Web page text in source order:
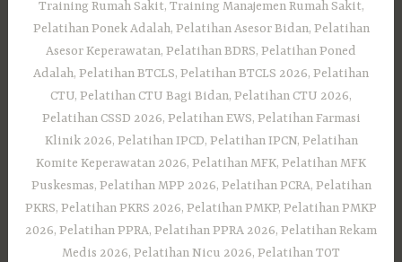
Training Rumah Sakit, Training Manajemen Rumah Sakit,
Pelatihan Ponek Adalah, Pelatihan Asesor Bidan, Pelatihan
Asesor Keperawatan, Pelatihan BDRS, Pelatihan Poned
Adalah, Pelatihan BTCLS, Pelatihan BTCLS 2026, Pelatihan
CTU, Pelatihan CTU Bagi Bidan, Pelatihan CTU 2026,
Pelatihan CSSD 2026, Pelatihan EWS, Pelatihan Farmasi
Klinik 2026, Pelatihan IPCD, Pelatihan IPCN, Pelatihan
Komite Keperawatan 2026, Pelatihan MFK, Pelatihan MFK
Puskesmas, Pelatihan MPP 2026, Pelatihan PCRA, Pelatihan
PKRS, Pelatihan PKRS 2026, Pelatihan PMKP, Pelatihan PMKP
2026, Pelatihan PPRA, Pelatihan PPRA 2026, Pelatihan Rekam
Medis 2026, Pelatihan Nicu 2026, Pelatihan TOT